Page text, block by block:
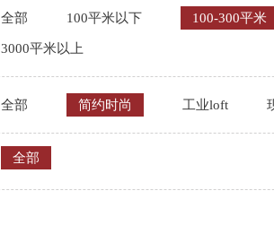
全部 100平米以下 100-300平米
3000平米以上
全部 简约时尚 工业loft
全部